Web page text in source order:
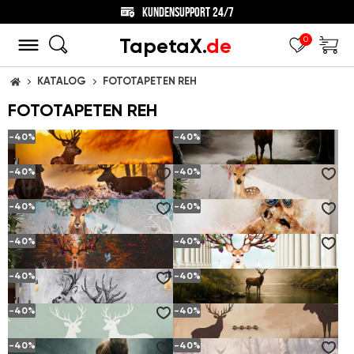
KUNDENSUPPORT 24/7
TapetaX.de 0
STARTSEITE
KATALOG FOTOTAPETEN REH
FOTOTAPETEN REH
-40%
SCHÖNE HIRSCHE, DIE DEN SONNENUNTERGANG IN DER WIESE SEHEN
ab6.12€(10.20€)
-40%
ab6. 12€(10.20€)
-40%
ERWACHSENE HIRSCHE BEGRÜSSEN DEN SONNENUNTERGANG
ab 6. €(10.20€)
-40%
(10. 20€)
-40%
HIRSCHE MIT BLUMEN AM HÖRNER IM WINTER
ab 6. 12€(10.20€)
-40%
HIRSCHE MIT BLUMEN AUF ROSA HINTERGRUND
ab6.12€ (10.20 €)
-40%
ab 6. €(10.20 €)
-40%
WEISSE KOLONNADE UND HIRSCHE MIT ABSTRAKTEN GEWEIHEN
ab6. € (10.20€)
-40%
(10. 20€)
-40%
HIRSCH IM MORGENGRAUEN AM WALDFLUSS
ab 6.12€ (10.20€)
-40% -40%
WALDBEGEGNUNG IM MORGENGRAUEN
-40% -40%